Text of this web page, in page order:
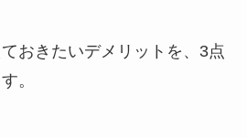
おきたいデメリットを、3点
。